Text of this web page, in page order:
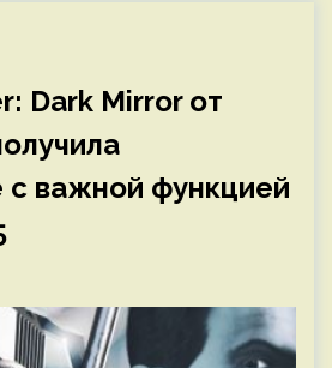
Dark Mirror от
с важной функцией